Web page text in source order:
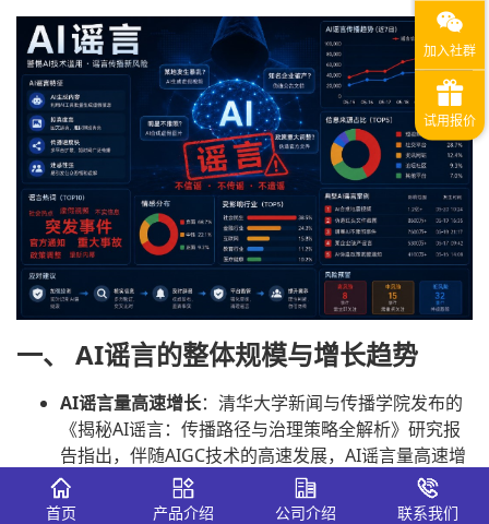
一、 AI谣言的整体规模与增长趋势
AI谣言量高速增长：清华大学新闻与传播学院发布的
《揭秘AI谣言：传播路径与治理策略全解析》研究报
告指出，伴随AIGC技术的高速发展，AI谣言量高速增
长。
在各类AI谣言信息量占比中，经济与企业类谣言
和公共安全类谣言占比最多、增速最快。
首页 产品介绍 公司介绍 联系我们